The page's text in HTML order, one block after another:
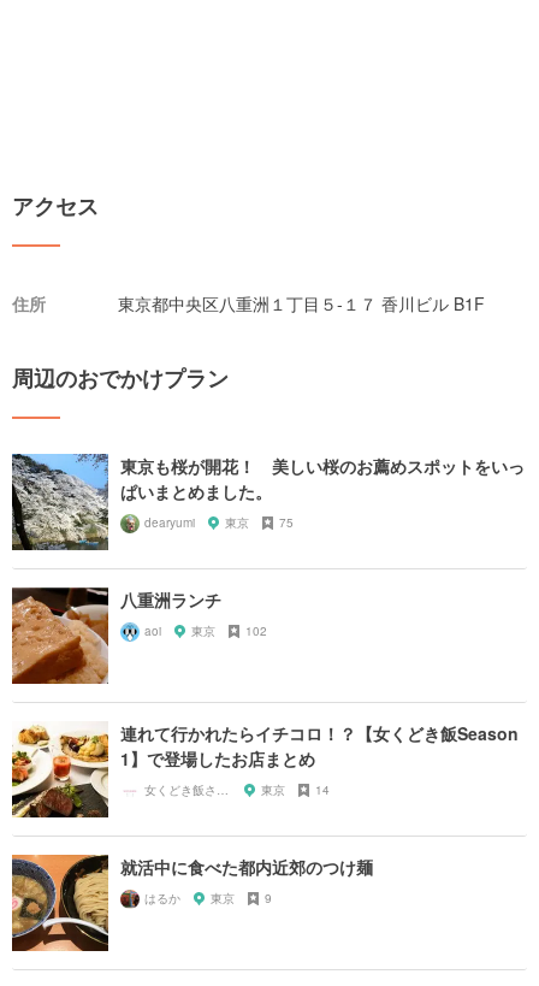
アクセス
住所 東京都中央区八重洲１丁目５-１７ 香川ビル B1F
周辺のおでかけプラン
東京も桜が開花！ 美しい桜のお薦めスポットをいっ
ぱいまとめました。
dearyumi 東京 75
八重洲ランチ
aoi 東京 102
連れて行かれたらイチコロ！？【女くどき飯Season
1】で登場したお店まとめ
東京 14
就活中に食べた都内近郊のつけ麺
はるか 東京 9